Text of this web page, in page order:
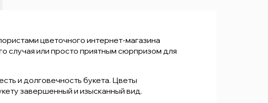
Найти
цветочного интернет-магазина
случая или просто приятным сюрпризом для
и долговечность букета. Цветы
завершенный и изысканный вид.